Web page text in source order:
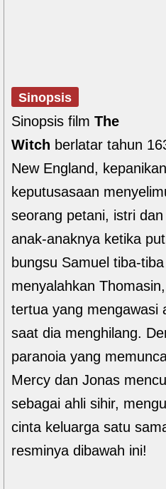
Sinopsis
Sinopsis film The
Witch berlatar tahun
New England,
keputusasaan
seorang petani, istri dan
anak-anaknya ketika
bungsu Samuel tiba-
menyalahkan
tertua yang mengawasi
saat dia menghilang.
paranoia yang
Mercy dan Jonas
sebagai ahli sihir,
cinta keluarga satu
resminya dibawah ini!